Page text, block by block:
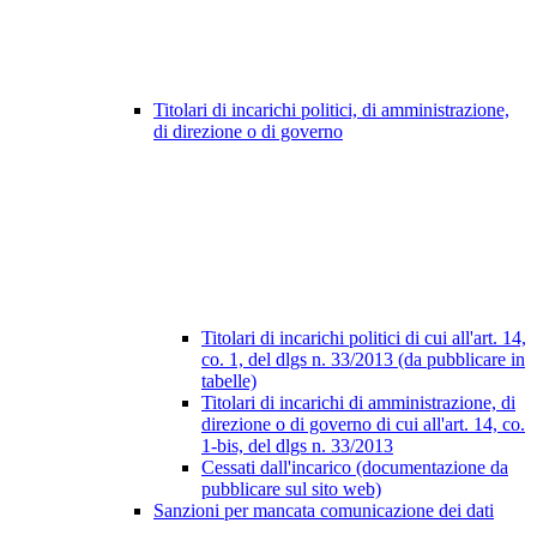
Titolari di incarichi politici, di amministrazione,
di direzione o di governo
Titolari di incarichi politici di cui all'art. 14,
co. 1, del dlgs n. 33/2013 (da pubblicare in
tabelle)
Titolari di incarichi di amministrazione, di
direzione o di governo di cui all'art. 14, co.
1-bis, del dlgs n. 33/2013
Cessati dall'incarico (documentazione da
pubblicare sul sito web)
Sanzioni per mancata comunicazione dei dati